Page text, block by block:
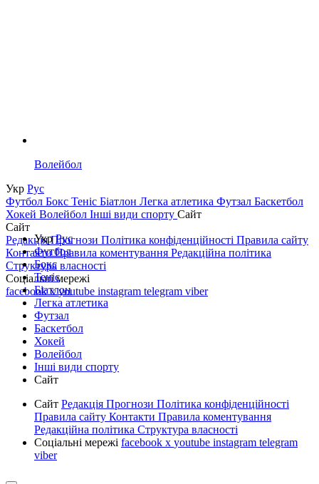
Волейбол
Укр Рус
Футбол Бокс Теніс Біатлон Легка атлетика Футзал Баскетбол
Хокей Волейбол Інші види спорту Сайт
Сайт
РедакціяПрогнози Політика конфіденційності Правила сайту
КонтактиПравила коментування Редакційна політика
Структура власності
Соціальні мережі
facebookxyoutube instagram telegram viber
УкрРус
Футбол
Бокс
Теніс
Біатлон
Легка атлетика
Футзал
Баскетбол
Хокей
Волейбол
Інші види спорту
Сайт
Сайт Редакція Прогнози Політика конфіденційності
Правила сайту Контакти Правила коментування
Редакційна політика Структура власності
Соціальні мережі facebook x youtube instagram telegram
viber